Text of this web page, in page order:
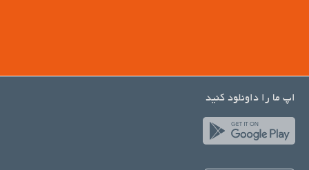
اپ ما را داونلود کنید